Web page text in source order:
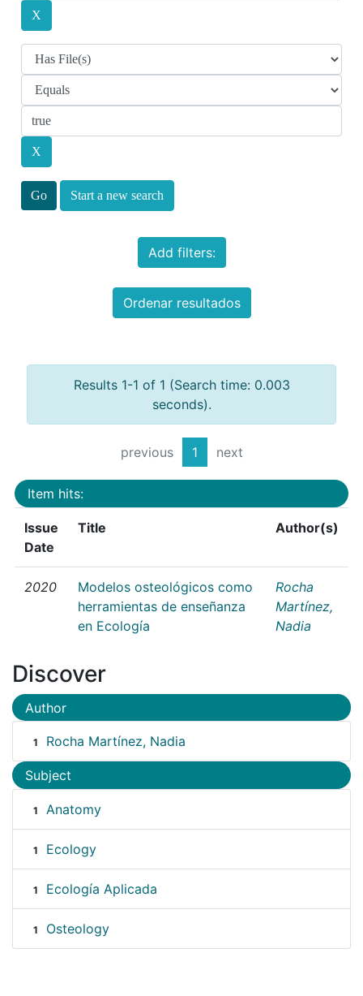
Start a new search
Add filters:
Ordenar resultados
Results 1-1 of 1 (Search time: 0.003
seconds).
previous 1 next
Item hits:
Issue
Date
Title Author(s)
2020
Modelos osteológicos como
herramientas de enseñanza
en Ecología
Rocha
Martínez,
Nadia
Discover
Author
1 Rocha Martínez, Nadia
Subject
1 Anatomy
1 Ecology
1 Ecología Aplicada
1 Osteology